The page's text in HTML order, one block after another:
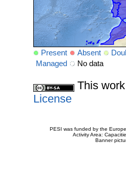
Present Absent
Managed
No data
This
License
PESI was funded by the
Activity Area:
Banner